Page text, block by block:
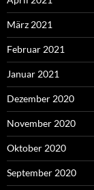
März 2021
Februar 2021
Januar 2021
Dezember 2020
November 2020
Oktober 2020
September 2020